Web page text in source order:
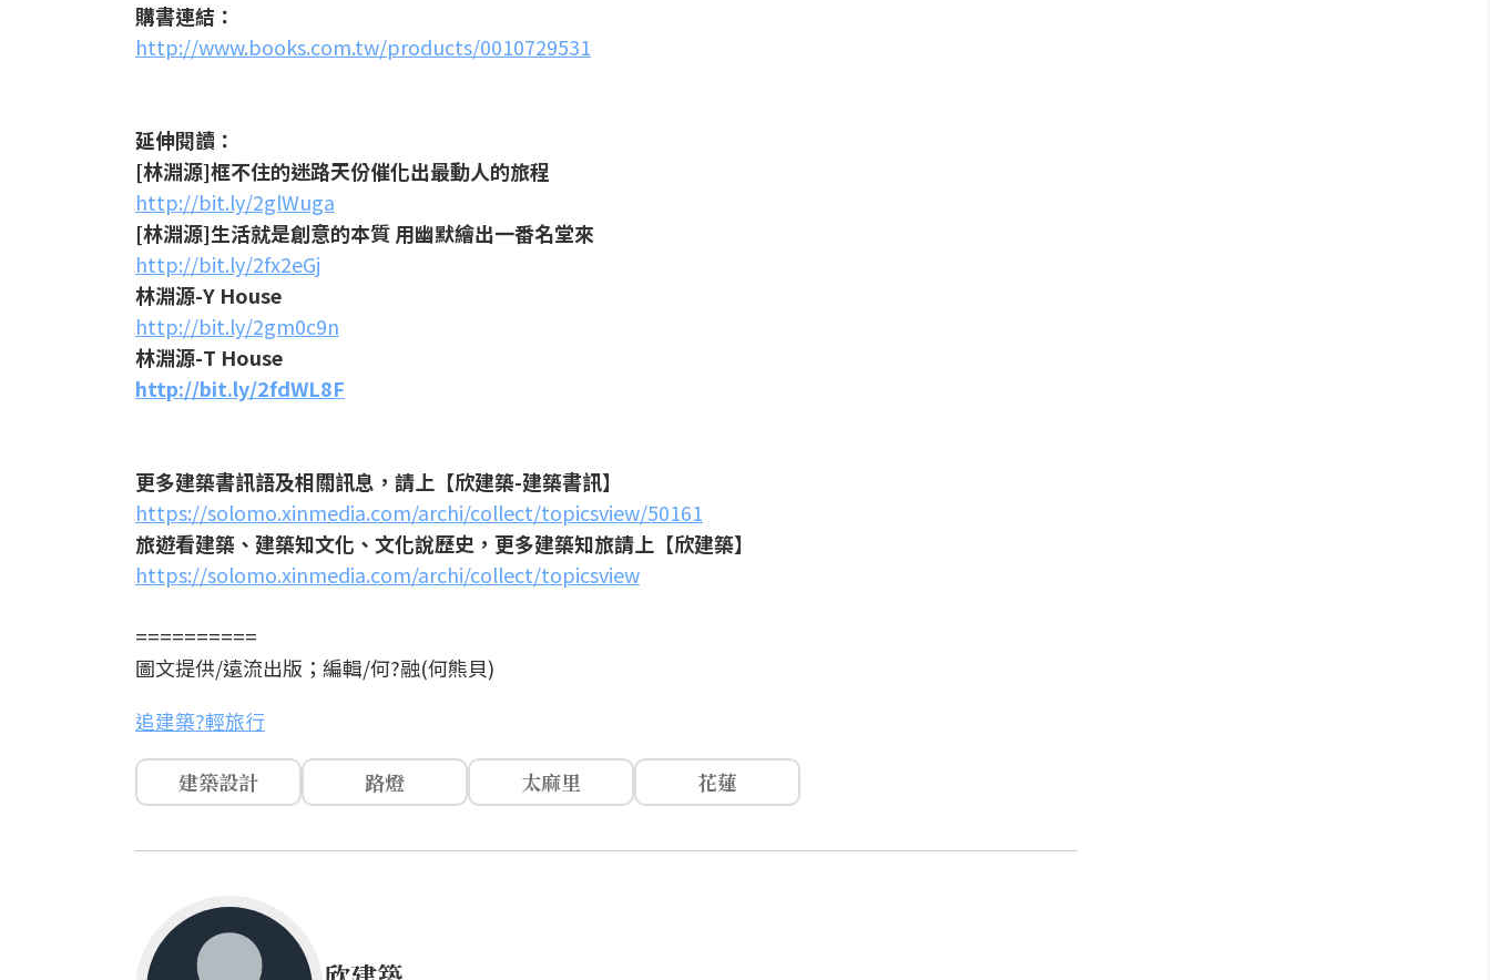
購書連結：
http://www.books.com.tw/products/0010729531
延伸閱讀：
[林淵源]框不住的迷路天份催化出最動人的旅程
http://bit.ly/2glWuga
[林淵源]生活就是創意的本質 用幽默繪出一番名堂來
http://bit.ly/2fx2eGj
林淵源-Y House
http://bit.ly/2gm0c9n
林淵源-T House
http://bit.ly/2fdWL8F
更多建築書訊語及相關訊息，請上【欣建築-建築書訊】
https://solomo.xinmedia.com/archi/collect/topicsview/50161
旅遊看建築、建築知文化、文化說歷史，更多建築知旅請上【欣建築】
https://solomo.xinmedia.com/archi/collect/topicsview
==========
圖文提供/遠流出版；編輯/何?融(何熊貝)
追建築?輕旅行
建築設計 路燈 太麻里 花蓮